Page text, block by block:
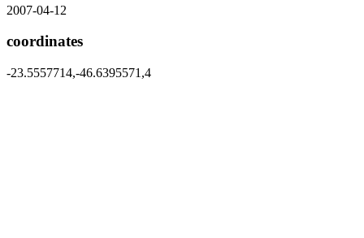
2007-04-12
coordinates
-23.5557714,-46.6395571,4